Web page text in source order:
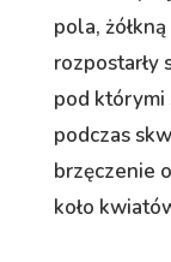
pola,
rozpostarły
pod którymi
podczas
brzęczenie
koło